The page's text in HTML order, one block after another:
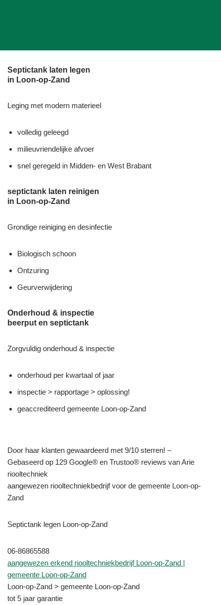
Septictank laten legen
in Loon-op-Zand
Leging met modern materieel
volledig geleegd
milieuvriendelijke afvoer
snel geregeld in Midden- en West Brabant
septictank laten reinigen
in Loon-op-Zand
Grondige reiniging en desinfectie
Biologisch schoon
Ontzuring
Geurverwijdering
Onderhoud & inspectie
beerput en septictank
Zorgvuldig onderhoud & inspectie
onderhoud per kwartaal of jaar
inspectie > rapportage > oplossing!
geaccrediteerd gemeente Loon-op-Zand
Door haar klanten gewaardeerd met 9/10 sterren! –
Gebaseerd op 129 Google® en Trustoo® reviews van Arie
riooltechniek
aangewezen riooltechniekbedrijf voor de gemeente Loon-op-
Zand
Septictank legen Loon-op-Zand
06-86865588
aangewezen erkend riooltechniekbedrijf Loon-op-Zand |
gemeente Loon-op-Zand
Loon-op-Zand > gemeente Loon-op-Zand
tot 5 jaar garantie